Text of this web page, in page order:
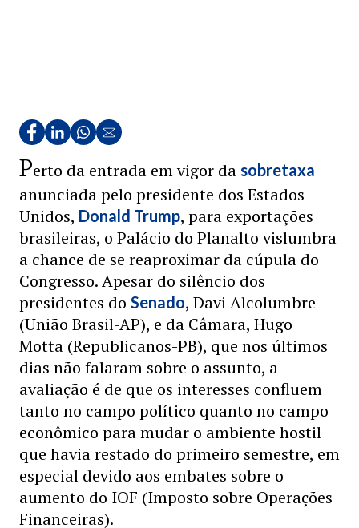
Perto da entrada em vigor da sobretaxa
anunciada pelo presidente dos Estados
Unidos, Donald Trump, para exportações
brasileiras, o Palácio do Planalto vislumbra
a chance de se reaproximar da cúpula do
Congresso. Apesar do silêncio dos
presidentes do Senado, Davi Alcolumbre
(União Brasil-AP), e da Câmara, Hugo
Motta (Republicanos-PB), que nos últimos
dias não falaram sobre o assunto, a
avaliação é de que os interesses confluem
tanto no campo político quanto no campo
econômico para mudar o ambiente hostil
que havia restado do primeiro semestre, em
especial devido aos embates sobre o
aumento do IOF (Imposto sobre Operações
Financeiras).